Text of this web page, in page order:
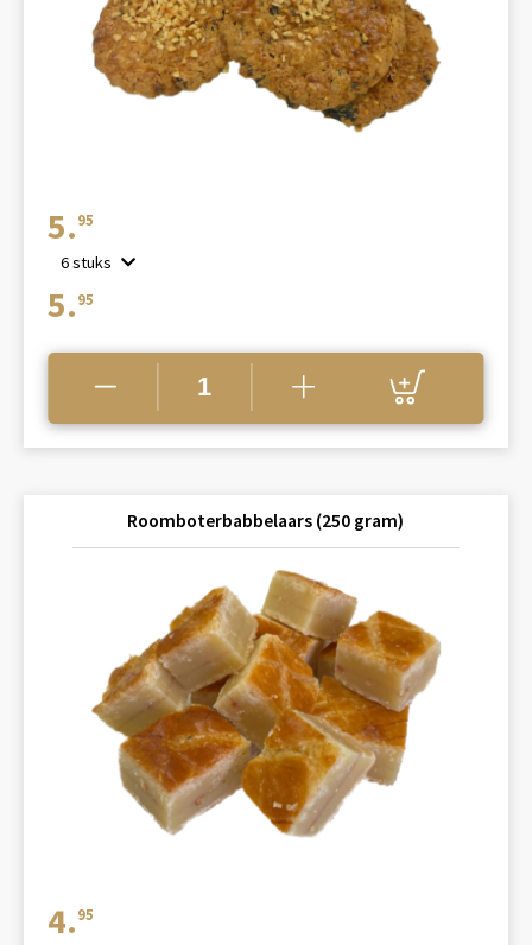
5. 95
6 stuks
5. 95
Roomboterbabbelaars (250 gram)
4. 95